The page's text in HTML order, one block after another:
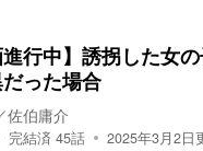
進行中】誘拐した女
った場合
佐伯庸介
完結済 45話 2025年3月2日